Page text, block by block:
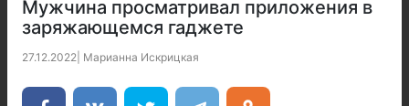
Мужчина просматривал приложения в
заряжающемся гаджете
27.12.2022 Марианна Искрицкая